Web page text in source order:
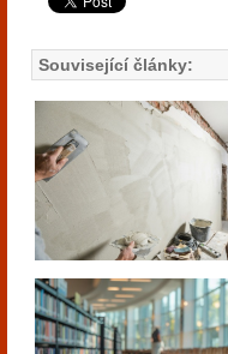
Související články: